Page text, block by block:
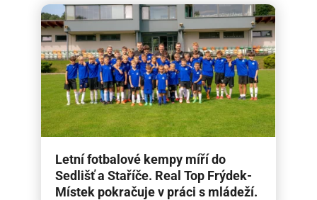
Letní fotbalové kempy míří do
Sedlišť a Staříče. Real Top Frýdek-
Místek pokračuje v práci s mládeží.